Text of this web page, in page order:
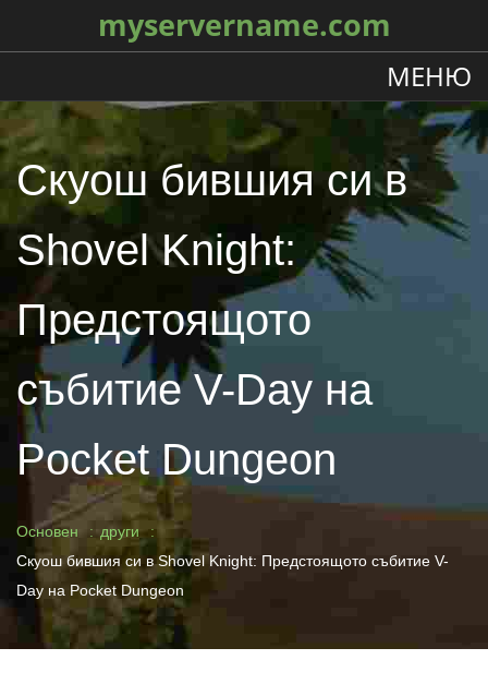
myservername.com
МЕНЮ
Скуош бившия си в
Shovel Knight:
Предстоящото
събитие V-Day на
Pocket Dungeon
Основен
други
Скуош бившия си в Shovel Knight: Предстоящото събитие V-
Day на Pocket Dungeon